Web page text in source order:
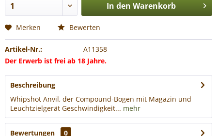
In den Warenkorb
Merken Bewerten
Artikel-Nr.:
A11358
Der Erwerb ist frei ab 18 Jahre.
Beschreibung
Whipshot Anvil, der Compound-Bogen mit Magazin und
Leuchtzielgerät Geschwindigkeit... mehr
Bewertungen 0